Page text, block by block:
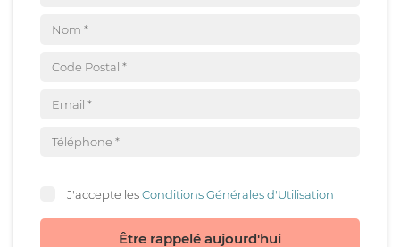
J'accepte lesConditions Générales d'Utilisation
Être rappelé aujourd'hui